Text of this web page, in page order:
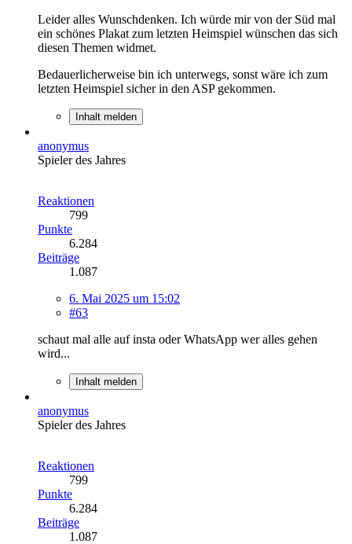
Leider alles Wunschdenken. Ich würde mir von der Süd mal
ein schönes Plakat zum letzten Heimspiel wünschen das sich
diesen Themen widmet.
Bedauerlicherweise bin ich unterwegs, sonst wäre ich zum
letzten Heimspiel sicher in den ASP gekommen.
Inhalt melden
anonymus
Spieler des Jahres
Reaktionen
799
Punkte
6.284
Beiträge
1.087
6. Mai 2025 um 15:02
#63
schaut mal alle auf insta oder WhatsApp wer alles gehen
wird...
Inhalt melden
anonymus
Spieler des Jahres
Reaktionen
799
Punkte
6.284
Beiträge
1.087